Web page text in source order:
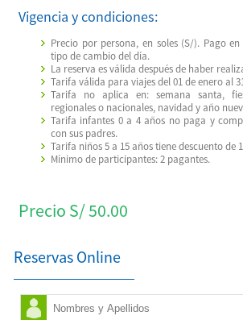
Vigencia y condiciones:
Precio por persona, en soles (S/). Pago
tipo de cambio del día.
La reserva es válida después de haber
Tarifa válida para viajes del 01 de enero al
Tarifa no aplica en: semana santa,
regionales o nacionales, navidad y año
Tarifa infantes 0 a 4 años no paga y
con sus padres.
Tarifa niños 5 a 15 años tiene descuento de
Mínimo de participantes: 2 pagantes.
Precio S/ 50.00
Reservas Online